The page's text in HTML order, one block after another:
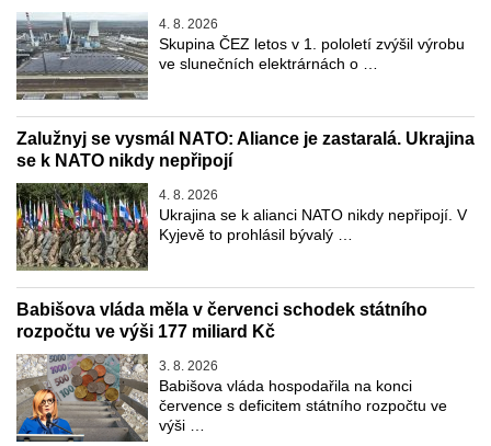
4. 8. 2026
Skupina ČEZ letos v 1. pololetí zvýšil výrobu
ve slunečních elektrárnách o …
Zalužnyj se vysmál NATO: Aliance je zastaralá. Ukrajina
se k NATO nikdy nepřipojí
4. 8. 2026
Ukrajina se k alianci NATO nikdy nepřipojí. V
Kyjevě to prohlásil bývalý …
Babišova vláda měla v červenci schodek státního
rozpočtu ve výši 177 miliard Kč
3. 8. 2026
Babišova vláda hospodařila na konci
července s deficitem státního rozpočtu ve
výši …